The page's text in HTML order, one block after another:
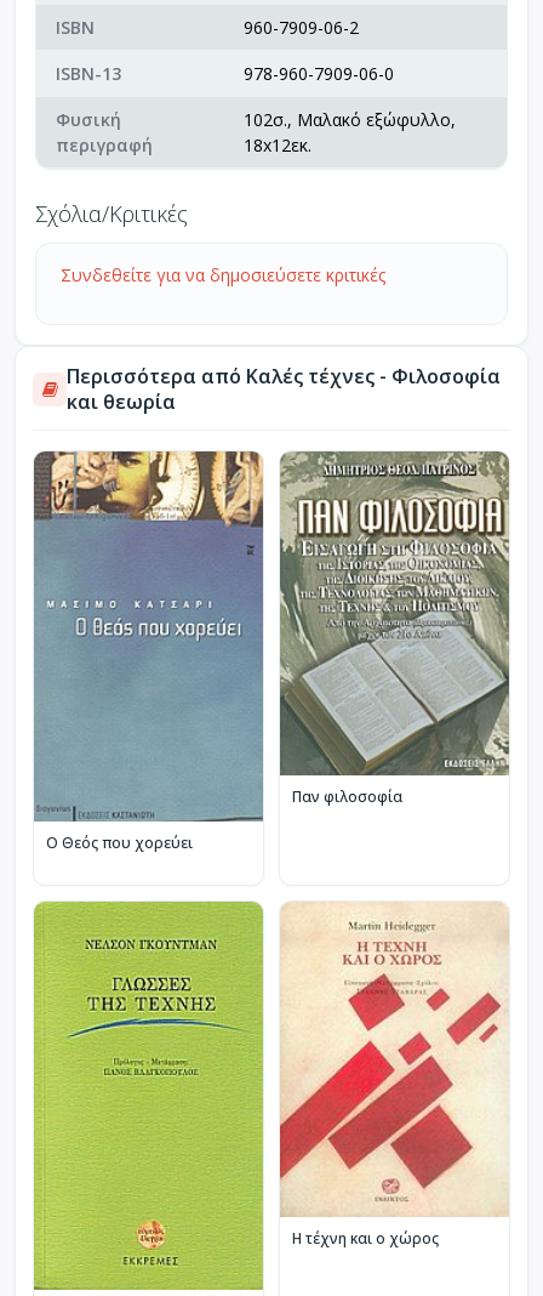
ISBN
960-7909-06-2
ISBN-13
978-960-7909-06-0
Φυσική
περιγραφή
102σ., Μαλακό εξώφυλλο,
18x12εκ.
Σχόλια/Κριτικές
Συνδεθείτε για να δημοσιεύσετε κριτικές
Περισσότερα από Καλές τέχνες - Φιλοσοφία
και θεωρία
Ο Θεός που χορεύει
Παν φιλοσοφία
Η τέχνη και ο χώρος